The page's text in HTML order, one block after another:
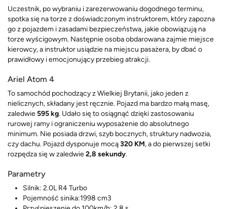
Uczestnik, po wybraniu i zarezerwowaniu dogodnego terminu,
spotka się na torze z doświadczonym instruktorem, który zapozna
go z pojazdem i zasadami bezpieczeństwa, jakie obowiązują na
torze wyścigowym. Następnie osoba obdarowana zajmie miejsce
kierowcy, a instruktor usiądzie na miejscu pasażera, by dbać o
prawidłowy i emocjonujący przebieg atrakcji.
Ariel Atom 4
To samochód pochodzący z Wielkiej Brytanii, jako jeden z
nielicznych, składany jest ręcznie. Pojazd ma bardzo małą masę,
zaledwie595 kg. Udało się to osiągnąć dzięki zastosowaniu
rurowej ramy i ograniczeniu wyposażenie do absolutnego
minimum. Nie posiada drzwi, szyb bocznych, struktury nadwozia,
czy dachu. Pojazd dysponuje mocą320 KM, a do pierwszej setki
rozpędza się w zaledwie2,8 sekundy.
Parametry
Silnik: 2.0L R4 Turbo
Pojemność sinika:1998 cm3